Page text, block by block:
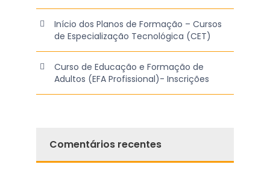
Início dos Planos de Formação – Cursos
de Especialização Tecnológica (CET)
Curso de Educação e Formação de
Adultos (EFA Profissional)- Inscrições
Comentários recentes